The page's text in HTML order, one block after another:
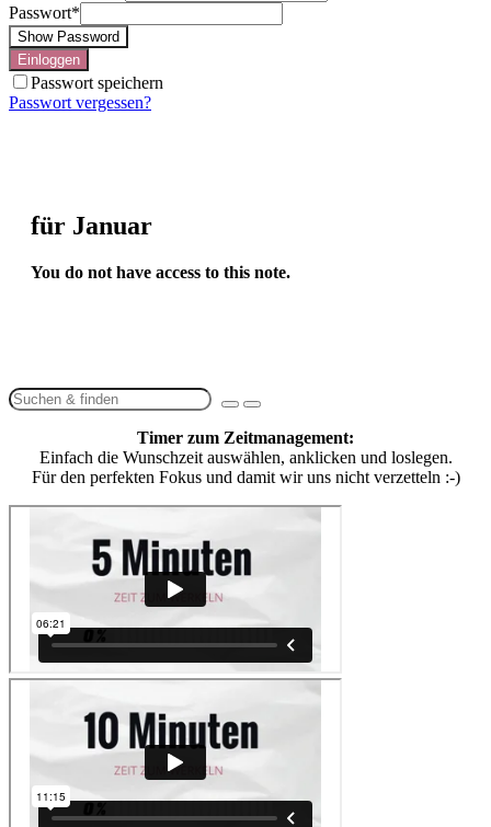
Passwort*
Show Password
Einloggen
Passwort speichern
Passwort vergessen?
für Januar
You do not have access to this note.
Timer zum Zeitmanagement:
Einfach die Wunschzeit auswählen, anklicken und loslegen.
Für den perfekten Fokus und damit wir uns nicht verzetteln :-)